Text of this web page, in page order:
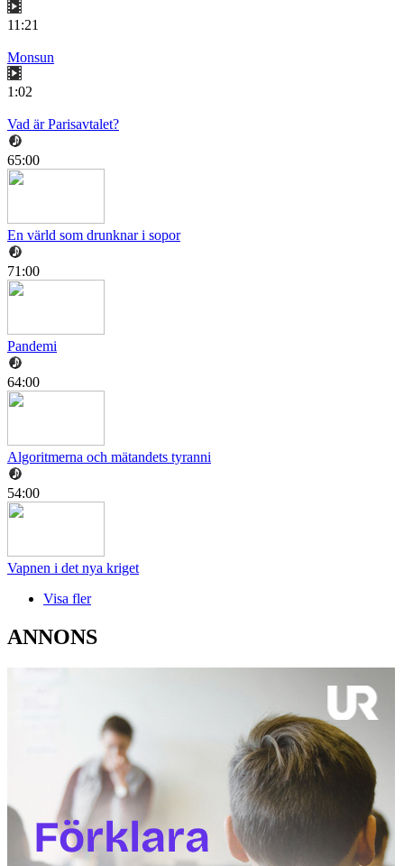
11:21
Monsun
1:02
Vad är Parisavtalet?
65:00
En värld som drunknar i sopor
71:00
Pandemi
64:00
Algoritmerna och mätandets tyranni
54:00
Vapnen i det nya kriget
Visa fler
ANNONS